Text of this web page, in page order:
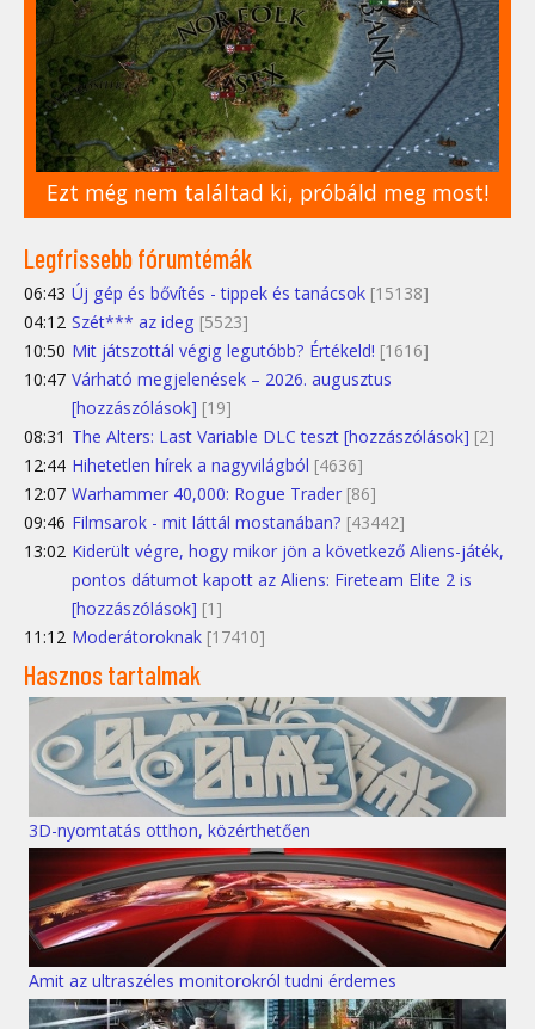
Ezt még nem találtad ki, próbáld meg most!
Legfrissebb fórumtémák
06:43 Új gép és bővítés - tippek és tanácsok [15138]
04:12 Szét*** az ideg [5523]
10:50 Mit játszottál végig legutóbb? Értékeld! [1616]
10:47 Várható megjelenések – 2026. augusztus
[hozzászólások] [19]
08:31 The Alters: Last Variable DLC teszt [hozzászólások] [2]
12:44 Hihetetlen hírek a nagyvilágból [4636]
12:07 Warhammer 40,000: Rogue Trader [86]
09:46 Filmsarok - mit láttál mostanában? [43442]
13:02 Kiderült végre, hogy mikor jön a következő Aliens-játék,
pontos dátumot kapott az Aliens: Fireteam Elite 2 is
[hozzászólások] [1]
11:12 Moderátoroknak [17410]
Hasznos tartalmak
3D-nyomtatás otthon, közérthetően
Amit az ultraszéles monitorokról tudni érdemes